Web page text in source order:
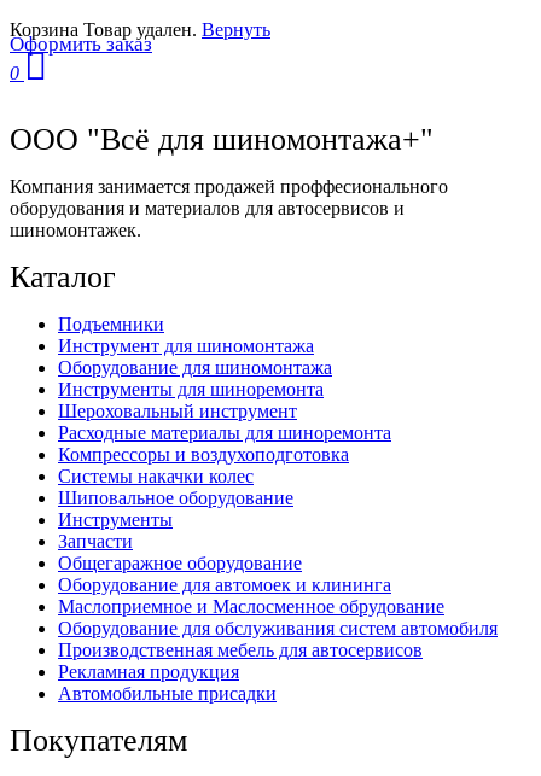
Корзина Товар удален. Вернуть
0
Оформить заказ
ООО "Всё для шиномонтажа+"
Компания занимается продажей проффесионального
оборудования и материалов для автосервисов и
шиномонтажек.
Каталог
Подъемники
Инструмент для шиномонтажа
Оборудование для шиномонтажа
Инструменты для шиноремонта
Шероховальный инструмент
Расходные материалы для шиноремонта
Компрессоры и воздухоподготовка
Системы накачки колес
Шиповальное оборудование
Инструменты
Запчасти
Общегаражное оборудование
Оборудование для автомоек и клининга
Маслоприемное и Маслосменное обрудование
Оборудование для обслуживания систем автомобиля
Производственная мебель для автосервисов
Рекламная продукция
Автомобильные присадки
Покупателям